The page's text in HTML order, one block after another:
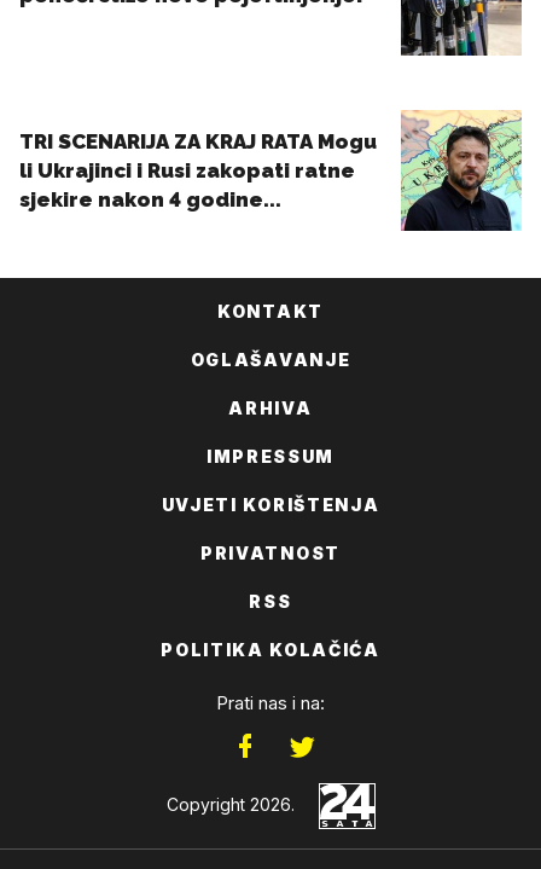
KONTAKT
OGLAŠAVANJE
ARHIVA
IMPRESSUM
UVJETI KORIŠTENJA
PRIVATNOST
RSS
POLITIKA KOLAČIĆA
Prati nas i na:
Copyright 2026.